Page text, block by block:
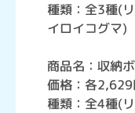
種類：全3種(
イロイコグマ)
商品名：収納
価格：各
種類：全4種(